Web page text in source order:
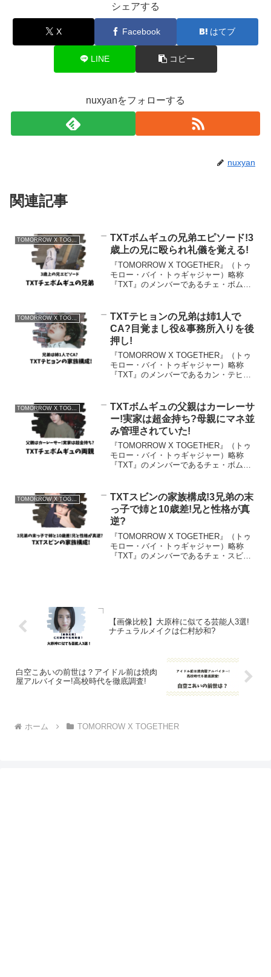
シェアする
X Facebook はてブ
LINE コピー
nuxyanをフォローする
nuxyan
関連記事
TOMORROW X TOGETHER
TXTボムギュの兄弟エピソード!3
歳上の兄に殴られ礼儀を覚える!
『TOMORROW X TOGETHER』（トゥ
モロー・バイ・トゥギャジャー）略称
『TXT』のメンバーであるチェ・ボムギ
ンバーであるボムギュさんに兄弟はいる
のでし...
TOMORROW X TOGETHER
TXTテヒョンの兄弟は姉1人で
CA?目覚まし役&事務所入りを後
押し!
『TOMORROW X TOGETHER』（トゥ
モロー・バイ・トゥギャジャー）略称
『TXT』のメンバーであるカン・テヒョ
初のドームツアーをスタートし、注目さ
れ...
TOMORROW X TOGETHER
TXTボムギュの父親はカーレーサ
ー!実家は超金持ち?母親にマネ並
み管理されていた!
『TOMORROW X TOGETHER』（トゥ
モロー・バイ・トゥギャジャー）略称
『TXT』のメンバーであるチェ・ボムギ
初のドームツアーをスタートし、注目さ
れ...
TXTスビンの家族構成!3兄弟の末
っ子で姉と10歳差!兄と性格が真
逆?
『TOMORROW X TOGETHER』（トゥ
モロー・バイ・トゥギャジャー）略称
『TXT』のメンバーであるチェ・スビン
【画像比較】大原梓に似てる芸能人3選!
ナチュラルメイクは仁村紗和?
白空こあいの前世は？アイドル前は焼肉
屋アルバイター!高校時代を徹底調査!
ホーム TOMORROW X TOGETHER